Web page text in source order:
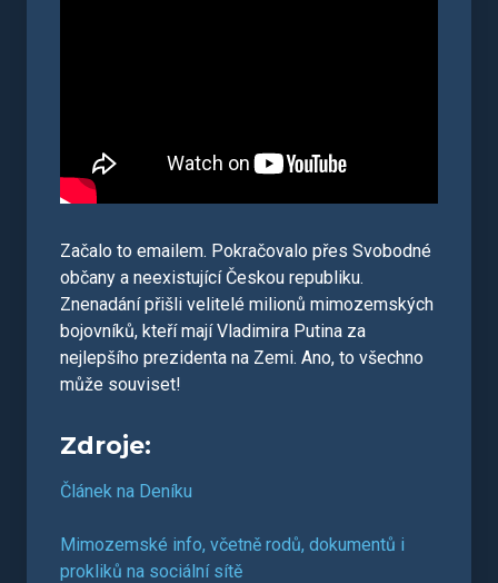
Začalo to emailem. Pokračovalo přes Svobodné
občany a neexistující Českou republiku.
Znenadání přišli velitelé milionů mimozemských
bojovníků, kteří mají Vladimira Putina za
nejlepšího prezidenta na Zemi. Ano, to všechno
může souviset!
Zdroje:
Článek na Deníku
Mimozemské info, včetně rodů, dokumentů i
prokliků na sociální sítě